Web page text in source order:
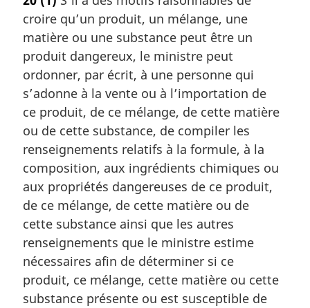
t
e
m
a
r
g
i
n
a
e
:
croire qu’un produit, un mélange, une
matière ou une substance peut être un
produit dangereux, le ministre peut
ordonner, par écrit, à une personne qui
s’adonne à la vente ou à l’importation de
ce produit, de ce mélange, de cette matière
ou de cette substance, de compiler les
renseignements relatifs à la formule, à la
composition, aux ingrédients chimiques ou
aux propriétés dangereuses de ce produit,
de ce mélange, de cette matière ou de
cette substance ainsi que les autres
renseignements que le ministre estime
nécessaires afin de déterminer si ce
produit, ce mélange, cette matière ou cette
substance présente ou est susceptible de